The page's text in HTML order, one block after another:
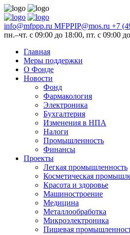
info@mfppp.ru MFPPIP@mos.ru +7
пн.–чт. с 09:00 до 18:00, пт. с 09:00
Главная
Меры поддержки
О Фонде
Новости
Фонд
Фармакология
Электроника
Бухгалтерия
Изменения в НПА
Налоги
Промышленность
Финансы
Проекты
Легкая промышленность
Косметическая
Красота и здоровье
Машиностроение
Медицина
Металлообработка
Микроэлектроника
Пищевая